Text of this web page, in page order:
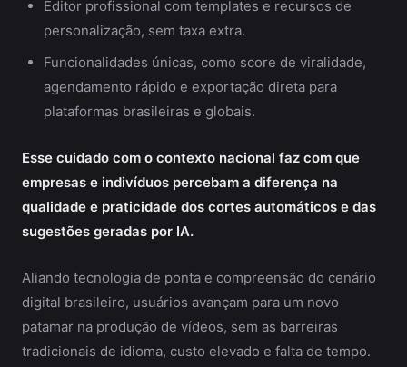
Editor profissional com templates e recursos de
personalização, sem taxa extra.
Funcionalidades únicas, como score de viralidade,
agendamento rápido e exportação direta para
plataformas brasileiras e globais.
Esse cuidado com o contexto nacional faz com que
empresas e indivíduos percebam a diferença na
qualidade e praticidade dos cortes automáticos e das
sugestões geradas por IA.
Aliando tecnologia de ponta e compreensão do cenário
digital brasileiro, usuários avançam para um novo
patamar na produção de vídeos, sem as barreiras
tradicionais de idioma, custo elevado e falta de tempo.